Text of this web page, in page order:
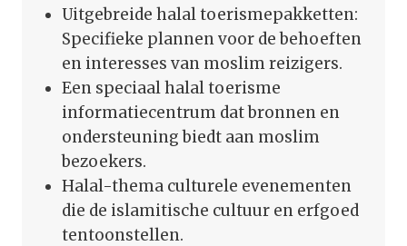
Uitgebreide halal toerismepakketten:
Specifieke plannen voor de behoeften
en interesses van moslim reizigers.
Een speciaal halal toerisme
informatiecentrum dat bronnen en
ondersteuning biedt aan moslim
bezoekers.
Halal-thema culturele evenementen
die de islamitische cultuur en erfgoed
tentoonstellen.